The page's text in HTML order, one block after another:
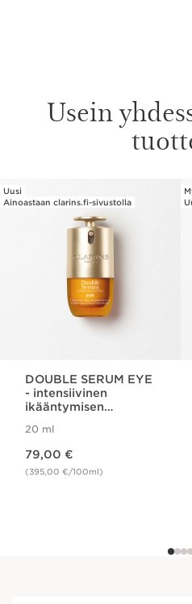
Usein
SIIRRY SISÄLTÖÖN
Uusi
Ainoastaan clarins.fi-sivustolla
DOUBLE SERUM EYE
- intensiivinen
ikääntymisen
silmänympäryshoito
20 ml
79,00 €
(395,00 €/100ml)